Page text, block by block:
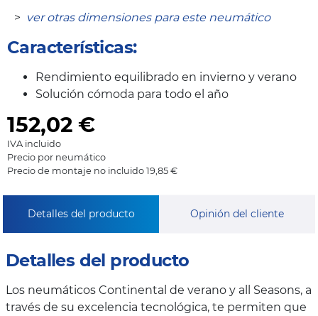
> ver otras dimensiones para este neumático
Características:
Rendimiento equilibrado en invierno y verano
Solución cómoda para todo el año
152,02 €
IVA incluido
Precio por neumático
Precio de montaje no incluido 19,85 €
Detalles del producto Opinión del cliente
Detalles del producto
Los neumáticos Continental de verano y all Seasons, a
través de su excelencia tecnológica, te permiten que